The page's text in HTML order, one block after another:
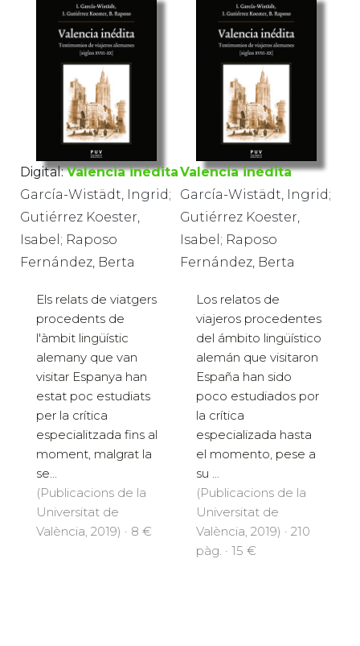
Digital: Valencia inédita
García-Wistädt, Ingrid;
Gutiérrez Koester,
Isabel; Raposo
Fernández, Berta
Els relats de viatgers
procedents de
l'àmbit lingüístic
alemany que van
visitar Espanya han
estat poc estudiats
per la crítica
especialitzada fins al
moment, malgrat la
se...
(Publicacions de la
Universitat de
València, 2019) · 8 €
Valencia inédita
García-Wistädt, Ingrid;
Gutiérrez Koester,
Isabel; Raposo
Fernández, Berta
Los relatos de
viajeros procedentes
del ámbito lingüístico
alemán que visitaron
España han sido
poco estudiados por
la crítica
especializada hasta
el momento, pese a
su ...
(Publicacions de la
Universitat de
València, 2019) · 210
pàg. · 15 €